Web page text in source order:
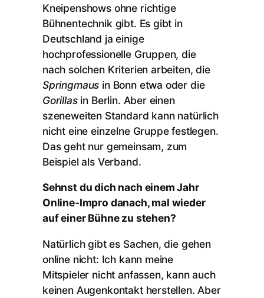
Kneipenshows ohne richtige
Bühnentechnik gibt. Es gibt in
Deutschland ja einige
hochprofessionelle Gruppen, die
nach solchen Kriterien arbeiten, die
Springmaus in Bonn etwa oder die
Gorillasin Berlin. Aber einen
szeneweiten Standard kann natürlich
nicht eine einzelne Gruppe festlegen.
Das geht nur gemeinsam, zum
Beispiel als Verband.
Sehnst du dich nach einem Jahr
Online-Impro danach, mal wieder
auf einer Bühne zu stehen?
Natürlich gibt es Sachen, die gehen
online nicht: Ich kann meine
Mitspieler nicht anfassen, kann auch
keinen Augenkontakt herstellen. Aber